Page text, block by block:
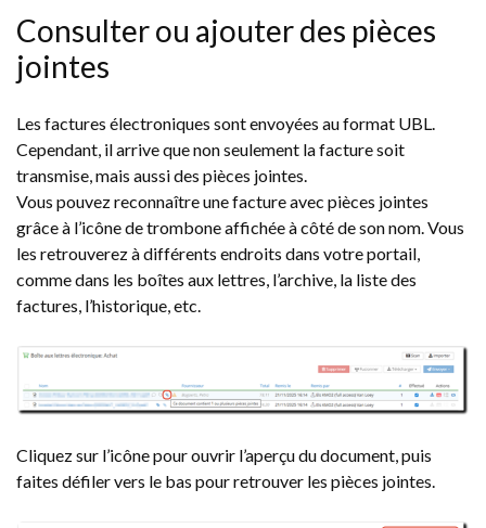
Consulter ou ajouter des pièces
jointes
Les factures électroniques sont envoyées au format UBL.
Cependant, il arrive que non seulement la facture soit
transmise, mais aussi des pièces jointes.
Vous pouvez reconnaître une facture avec pièces jointes
grâce à l’icône de trombone affichée à côté de son nom. Vous
les retrouverez à différents endroits dans votre portail,
comme dans les boîtes aux lettres, l’archive, la liste des
factures, l’historique, etc.
Cliquez sur l’icône pour ouvrir l’aperçu du document, puis
faites défiler vers le bas pour retrouver les pièces jointes.